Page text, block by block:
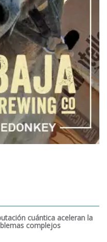
cuántica aceleran la
complejos